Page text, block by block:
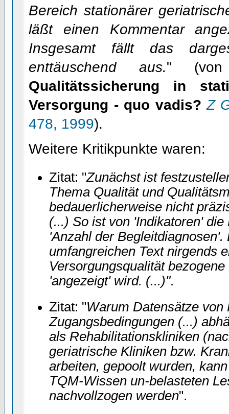
Bereich stationärer
läßt einen Kommentar
Insgesamt fällt das
enttäuschend aus." (von
Qualitätssicherung in
Versorgung - quo vadis? Z
478, 1999).
Weitere Kritikpunkte waren:
Zitat: "Zunächst ist
Thema Qualität und
bedauerlicherweise nicht
(...) So ist von 'Indikatoren'
'Anzahl der
umfangreichen Text nirgends
Versorgungsqualität
'angezeigt' wird. (...)".
Zitat: "Warum Datensätze von
Zugangsbedingungen (...)
als Rehabilitationskliniken
geriatrische Kliniken bzw.
arbeiten, gepoolt wurden,
TQM-Wissen un-belasteten
nachvollzogen werden".